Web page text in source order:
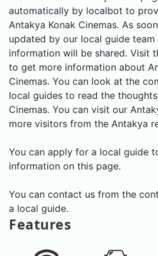
automatically by localbot to
Antakya Konak Cinemas. As
updated by our local guide
information will be shared. Visit
to get more information about
Cinemas. You can look at the
local guides to read the
Cinemas. You can visit our
more visitors from the Antakya
You can apply for a local guide
information on this page.
You can contact us from the
a local guide.
Features